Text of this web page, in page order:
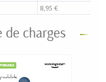
8,95 €
de charges